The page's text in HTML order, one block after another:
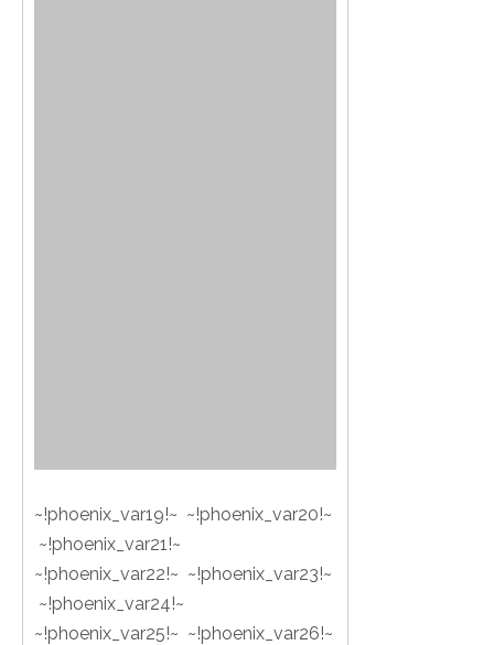
~!phoenix_var19!~ ~!phoenix_var20!~
~!phoenix_var21!~
~!phoenix_var22!~ ~!phoenix_var23!~
~!phoenix_var24!~
~!phoenix_var25!~ ~!phoenix_var26!~